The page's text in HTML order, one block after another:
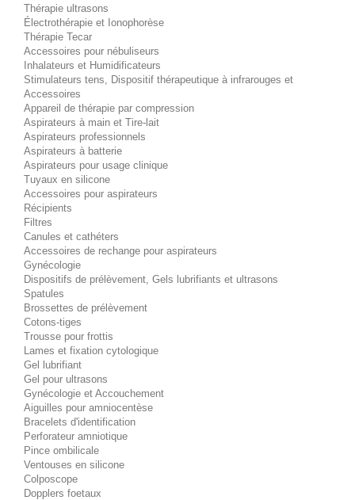
Thérapie ultrasons
Électrothérapie et Ionophorèse
Thérapie Tecar
Accessoires pour nébuliseurs
Inhalateurs et Humidificateurs
Stimulateurs tens, Dispositif thérapeutique à infrarouges et
Accessoires
Appareil de thérapie par compression
Aspirateurs à main et Tire-lait
Aspirateurs professionnels
Aspirateurs à batterie
Aspirateurs pour usage clinique
Tuyaux en silicone
Accessoires pour aspirateurs
Récipients
Filtres
Canules et cathéters
Accessoires de rechange pour aspirateurs
Gynécologie
Dispositifs de prélèvement, Gels lubrifiants et ultrasons
Spatules
Brossettes de prélèvement
Cotons-tiges
Trousse pour frottis
Lames et fixation cytologique
Gel lubrifiant
Gel pour ultrasons
Gynécologie et Accouchement
Aiguilles pour amniocentèse
Bracelets d'identification
Perforateur amniotique
Pince ombilicale
Ventouses en silicone
Colposcope
Dopplers foetaux